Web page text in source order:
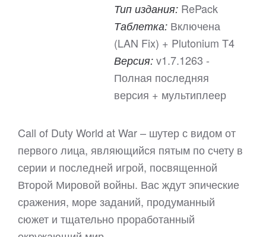
Тип издания: RePack
Таблетка: Включена
(LAN Fix) + Plutonium T4
Версия: v1.7.1263 -
Полная последняя
версия + мультиплеер
Call of Duty World at War – шутер с видом от
первого лица, являющийся пятым по счету в
серии и последней игрой, посвященной
Второй Мировой войны. Вас ждут эпические
сражения, море заданий, продуманный
сюжет и тщательно проработанный